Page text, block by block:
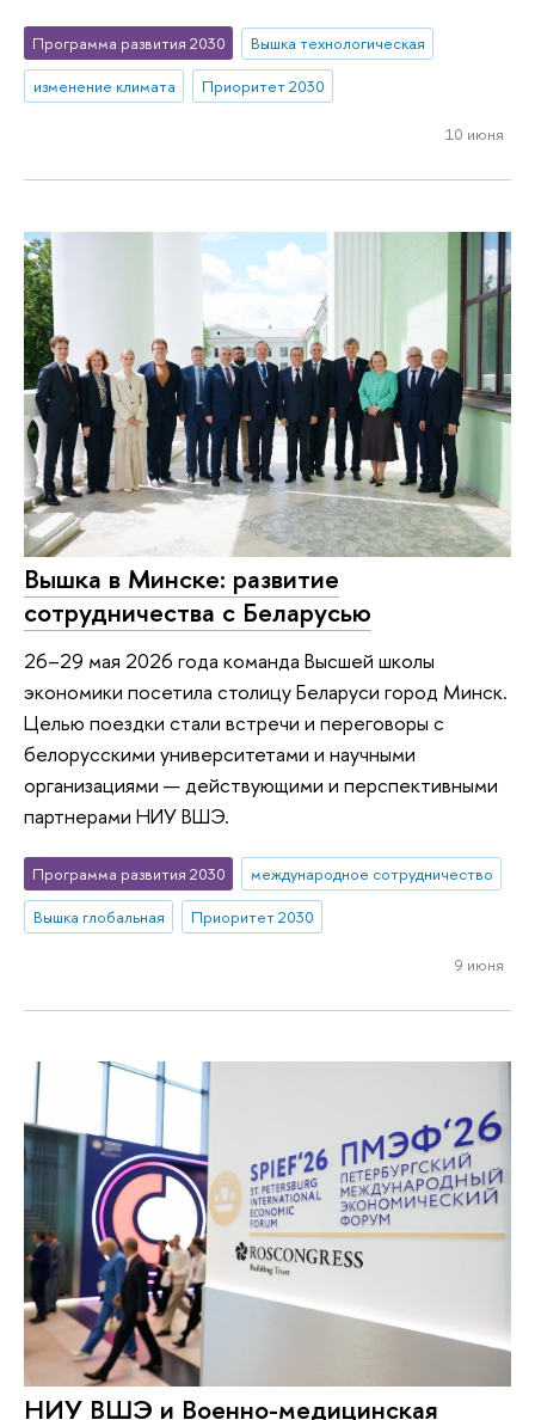
Программа развития 2030
Вышка технологическая
изменение климата
Приоритет 2030
10 июня
Вышка в Минске: развитие
сотрудничества с Беларусью
26–29 мая 2026 года команда Высшей школы
экономики посетила столицу Беларуси город Минск.
Целью поездки стали встречи и переговоры с
белорусскими университетами и научными
организациями — действующими и перспективными
партнерами НИУ ВШЭ.
Программа развития 2030
международное сотрудничество
Вышка глобальная
Приоритет 2030
9 июня
НИУ ВШЭ и Военно-медицинская